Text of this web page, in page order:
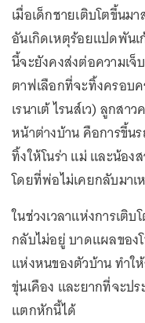
เมื่อเด็กชายเติบโตขึ้นม
อันเกิดเหตุร้อยแปดพัน
นี้จะยังคงส่งต่อความเ
ตาฟเลือกที่จะทิ้งครอบค
เรนาเต้ ไรนส์เว) ลูกส
หน้าต่างบ้าน คือการขึ้น
ทิ้งให้โนร่า แม่ และน้อ
โดยที่พ่อไม่เคยกลับมาเ
ในช่วงเวลาแห่งการเติ
กลับไม่อยู่ บาดแผลของ
แห่งหนของตัวบ้าน ทำใ
ขุ่นเคือง และยากที่จะป
แตกหักนี้ได้